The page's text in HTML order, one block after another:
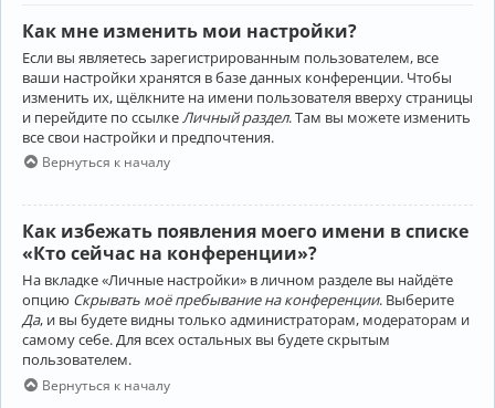
Как мне изменить мои настройки?
Если вы являетесь зарегистрированным пользователем, все
ваши настройки хранятся в базе данных конференции. Чтобы
изменить их, щёлкните на имени пользователя вверху страницы
и перейдите по ссылке Личный раздел. Там вы можете изменить
все свои настройки и предпочтения.
Вернуться к началу
Как избежать появления моего имени в списке
«Кто сейчас на конференции»?
На вкладке «Личные настройки» в личном разделе вы найдёте
опцию Скрывать моё пребывание на конференции. Выберите
Да, и вы будете видны только администраторам, модераторам и
самому себе. Для всех остальных вы будете скрытым
пользователем.
Вернуться к началу